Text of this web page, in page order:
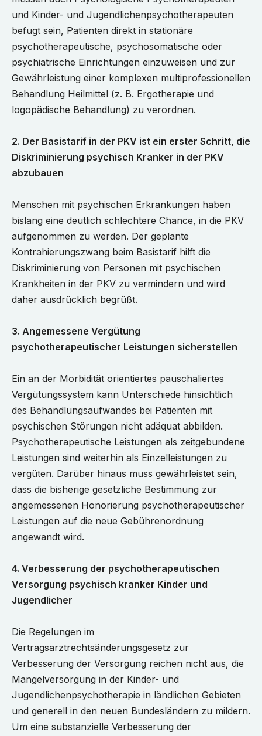
und Kinder- und Jugendlichenpsychotherapeuten
befugt sein, Patienten direkt in stationäre
psychotherapeutische, psychosomatische oder
psychiatrische Einrichtungen einzuweisen und zur
Gewährleistung einer komplexen multiprofessionellen
Behandlung Heilmittel (z. B. Ergotherapie und
logopädische Behandlung) zu verordnen.
2. Der Basistarif in der PKV ist ein erster Schritt, die
Diskriminierung psychisch Kranker in der PKV
abzubauen
Menschen mit psychischen Erkrankungen haben
bislang eine deutlich schlechtere Chance, in die PKV
aufgenommen zu werden. Der geplante
Kontrahierungszwang beim Basistarif hilft die
Diskriminierung von Personen mit psychischen
Krankheiten in der PKV zu vermindern und wird
daher ausdrücklich begrüßt.
3. Angemessene Vergütung
psychotherapeutischer Leistungen sicherstellen
Ein an der Morbidität orientiertes pauschaliertes
Vergütungssystem kann Unterschiede hinsichtlich
des Behandlungsaufwandes bei Patienten mit
psychischen Störungen nicht adäquat abbilden.
Psychotherapeutische Leistungen als zeitgebundene
Leistungen sind weiterhin als Einzelleistungen zu
vergüten. Darüber hinaus muss gewährleistet sein,
dass die bisherige gesetzliche Bestimmung zur
angemessenen Honorierung psychotherapeutischer
Leistungen auf die neue Gebührenordnung
angewandt wird.
4. Verbesserung der psychotherapeutischen
Versorgung psychisch kranker Kinder und
Jugendlicher
Die Regelungen im
Vertragsarztrechtsänderungsgesetz zur
Verbesserung der Versorgung reichen nicht aus, die
Mangelversorgung in der Kinder- und
Jugendlichenpsychotherapie in ländlichen Gebieten
und generell in den neuen Bundesländern zu mildern.
Um eine substanzielle Verbesserung der